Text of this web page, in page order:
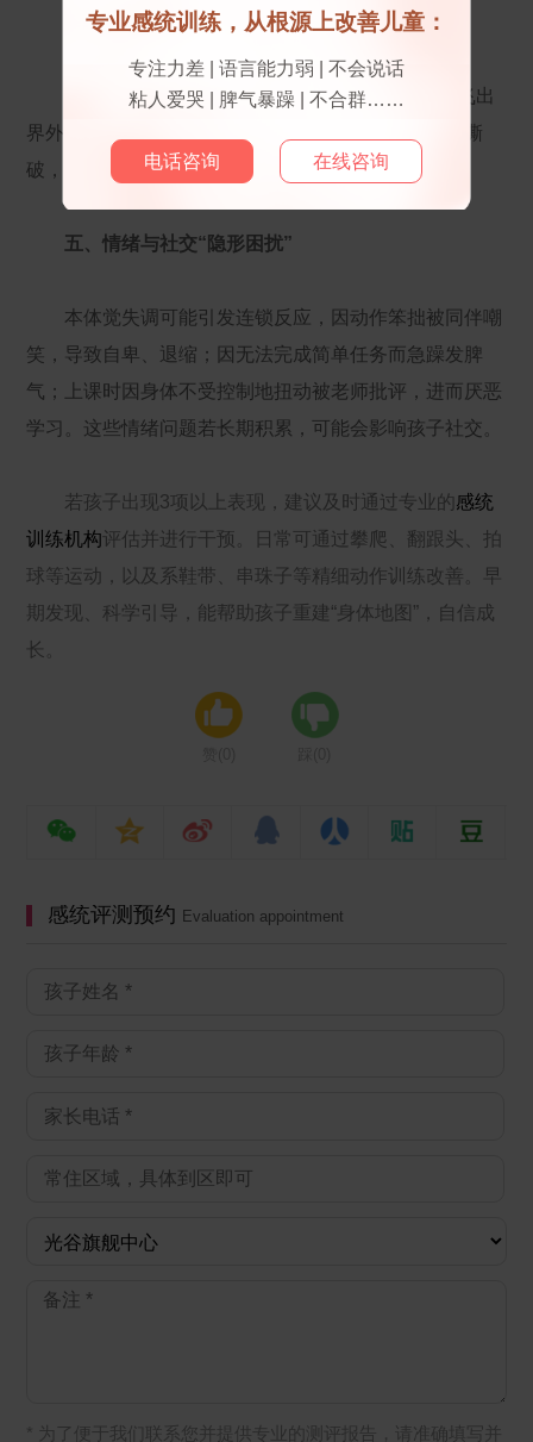
四、力量控制“失控现场”
他们难以感知“用多少力才合适”，拍球时要么球飞出
界外，要么因拍打过轻导致球弹不起来；撕纸时容易撕
破，拧瓶盖时要么打不开要么拧过头。
五、情绪与社交“隐形困扰”
本体觉失调可能引发连锁反应，因动作笨拙被同伴嘲
笑，导致自卑、退缩；因无法完成简单任务而急躁发脾
气；上课时因身体不受控制地扭动被老师批评，进而厌恶
学习。这些情绪问题若长期积累，可能会影响孩子社交。
若孩子出现3项以上表现，建议及时通过专业的感统
训练机构评估并进行干预。日常可通过攀爬、翻跟头、拍
球等运动，以及系鞋带、串珠子等精细动作训练改善。早
期发现、科学引导，能帮助孩子重建“身体地图”，自信成
长。
感统评测预约 Evaluation appointment
* 为了便于我们联系您并提供专业的测评报告，请准确填写并
专业感统训练，从根源上改善儿童：
专注力差 | 语言能力弱 | 不会说话
粘人爱哭 | 脾气暴躁 | 不合群……
电话咨询 在线咨询